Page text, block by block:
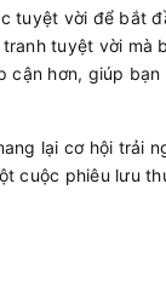
tuyệt vời để bắt
tuyệt vời mà
hơn, giúp
lại cơ hội trải
cuộc phiêu lưu